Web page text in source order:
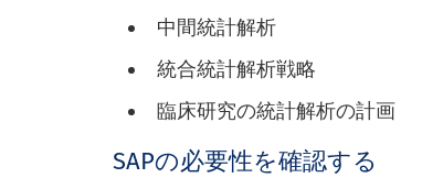
中間統計解析
統合統計解析戦略
臨床研究の統計解析の計画
SAPの必要性を確認する